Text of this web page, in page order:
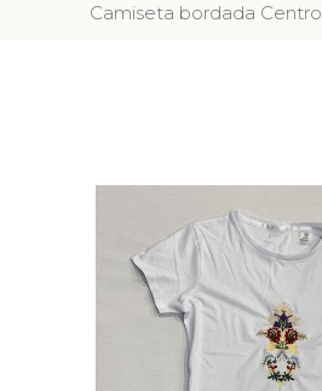
Camiseta bordada Centro